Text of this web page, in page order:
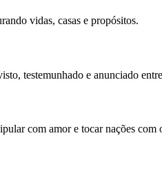
vidas, casas e propósitos.
testemunhado e anunciado
com amor e tocar nações com